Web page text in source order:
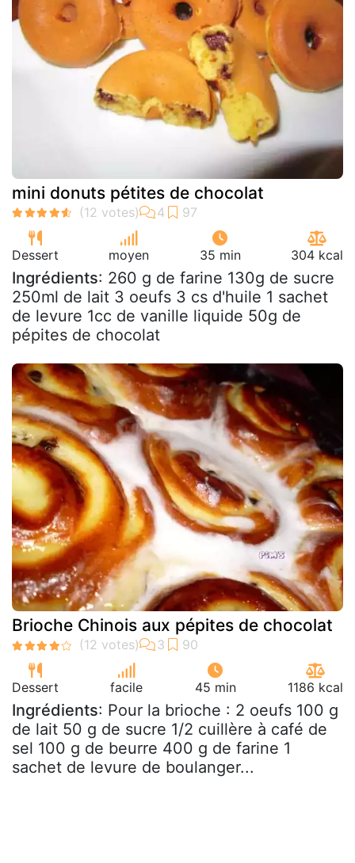
mini donuts pétites de chocolat
Dessert moyen 35 min 304 kcal
Ingrédients: 260 g de farine 130g de sucre
250ml de lait 3 oeufs 3 cs d'huile 1 sachet
de levure 1cc de vanille liquide 50g de
pépites de chocolat
Brioche Chinois aux pépites de chocolat
Dessert facile 45 min 1186 kcal
Ingrédients: Pour la brioche : 2 oeufs 100 g
de lait 50 g de sucre 1/2 cuillère à café de
sel 100 g de beurre 400 g de farine 1
sachet de levure de boulanger...